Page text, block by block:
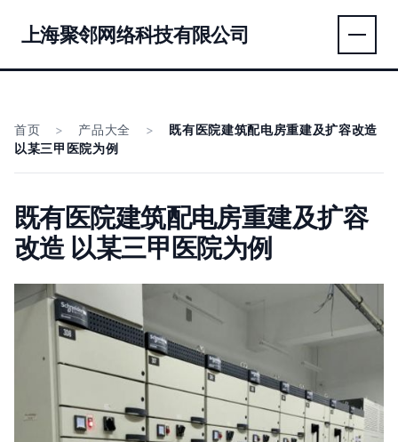
上海聚邻网络科技有限公司
首页 > 产品大全 >
既有医院建筑配电房重建及扩容改造
以某三甲医院为例
既有医院建筑配电房重建及扩容
改造 以某三甲医院为例